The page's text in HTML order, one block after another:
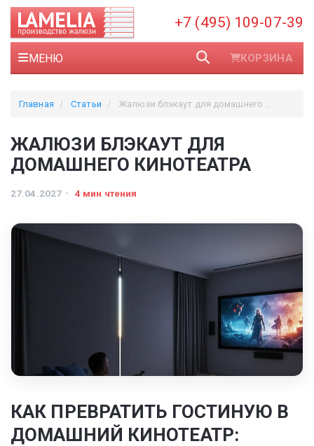
+7 (495) 109-07-39
МЕНЮ КОРЗИНА
Главная Статьи Жалюзи блэкаут для домашнего кинотеатра
ЖАЛЮЗИ БЛЭКАУТ ДЛЯ
ДОМАШНЕГО КИНОТЕАТРА
27.04.2027 4 мин чтения
КАК ПРЕВРАТИТЬ ГОСТИНУЮ В
ДОМАШНИЙ КИНОТЕАТР: